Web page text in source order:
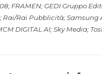
FRAMEN; GEDI Gruppo
Rai Pubblicità; Samsung
DIGITAL AI; Sky Media;